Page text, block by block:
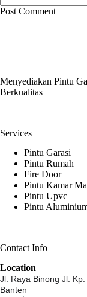
Post Comment
Menyediakan Pintu
Berkualitas
Services
Pintu Garasi
Pintu Rumah
Fire Door
Pintu Kamar
Pintu Upvc
Pintu
Contact Info
Location
Jl. Raya Binong Jl. Kp.
Banten